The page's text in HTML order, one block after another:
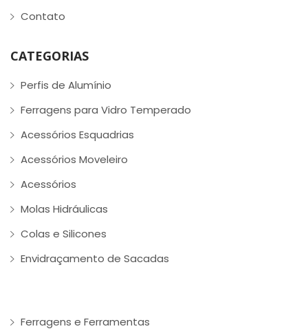
Contato
CATEGORIAS
Perfis de Alumínio
Ferragens para Vidro Temperado
Acessórios Esquadrias
Acessórios Moveleiro
Acessórios
Molas Hidráulicas
Colas e Silicones
Envidraçamento de Sacadas
Ferragens e Ferramentas